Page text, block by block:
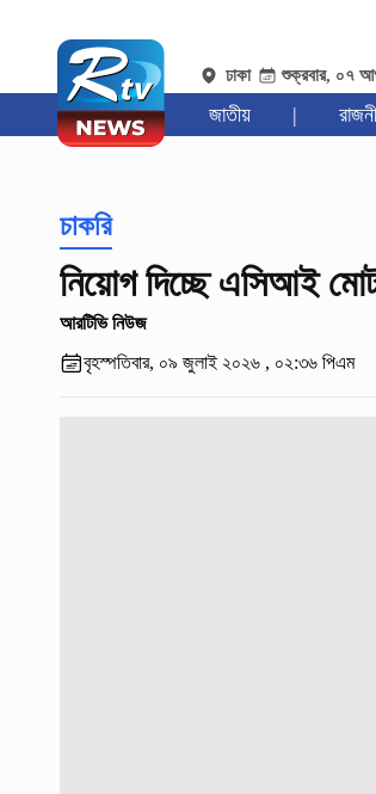
ঢাকা শুক্রবার, ০৭
জাতীয় |
চাকরি
নিয়োগ দিচ্ছে এসিআই
আরটিভি নিউজ
বৃহস্পতিবার, ০৯ জুলাই ২০২৬ , ০২:৩৬ পিএম